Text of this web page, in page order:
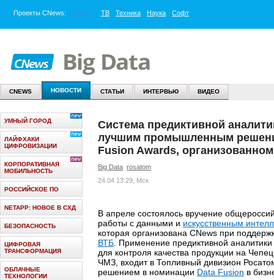
Проекты CNews: Маркет ТВ Техника Наука Софт
CNEWS НОВОСТИ СТАТЬИ ИНТЕРВЬЮ ВИДЕО
Система предиктивной
лучшим промышленным
Fusion Awards,
Big Data rosatom
24.04 13:29, Мск
В апреле состоялось вручение
работы с данными и искусственным
которая организована CNews при
ВТБ . Применение предиктивной
для контроля качества продукции на
ЧМЗ, входит в Топливный дивизион
решением в номинации Data Fusion в
УМНЫЙ ГОРОД
ЛАЙФХАКИ
ЦИФРОВИЗАЦИИ
КОРПОРАТИВНАЯ
МОБИЛЬНОСТЬ
РОССИЙСКОЕ ПО
NETAPP: НОВОЕ В СХД
БЕЗОПАСНОСТЬ
ЦИФРОВАЯ
ТРАНСФОРМАЦИЯ
ОБЛАЧНЫЕ
ТЕХНОЛОГИИ